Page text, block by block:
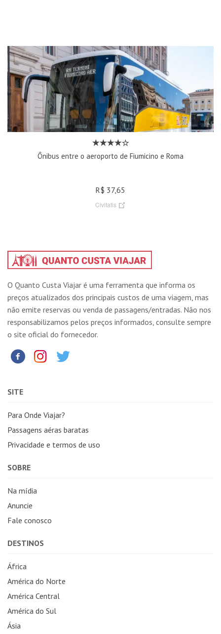
Ônibus entre o aeroporto de Fiumicino e Roma
R$ 37,65
Civitatis
O Quanto Custa Viajar é uma ferramenta que informa os
preços atualizados dos principais custos de uma viagem, mas
não emite reservas ou venda de passagens/entradas. Não nos
responsabilizamos pelos preços informados, consulte sempre
o site oficial do fornecedor.
SITE
Para Onde Viajar?
Passagens aéras baratas
Privacidade e termos de uso
SOBRE
Na mídia
Anuncie
Fale conosco
DESTINOS
África
América do Norte
América Central
América do Sul
Ásia